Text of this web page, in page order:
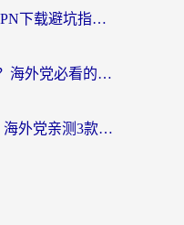
海外党必看：中国免费VPN下载避坑指南 + 无缝访问国内资源的终极方案
回国怎么使用国外的app？海外党必看的无缝访问国内资源全攻略
斧牛和奇游手游好用吗？海外党亲测3款回国加速器，选对才能无缝刷国内资源